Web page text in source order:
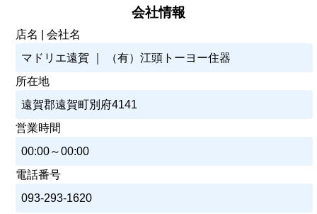
会社情報
店名 | 会社名
マドリエ遠賀 ｜ （有）江頭トーヨー住器
所在地
遠賀郡遠賀町別府4141
営業時間
00:00～00:00
電話番号
093-293-1620